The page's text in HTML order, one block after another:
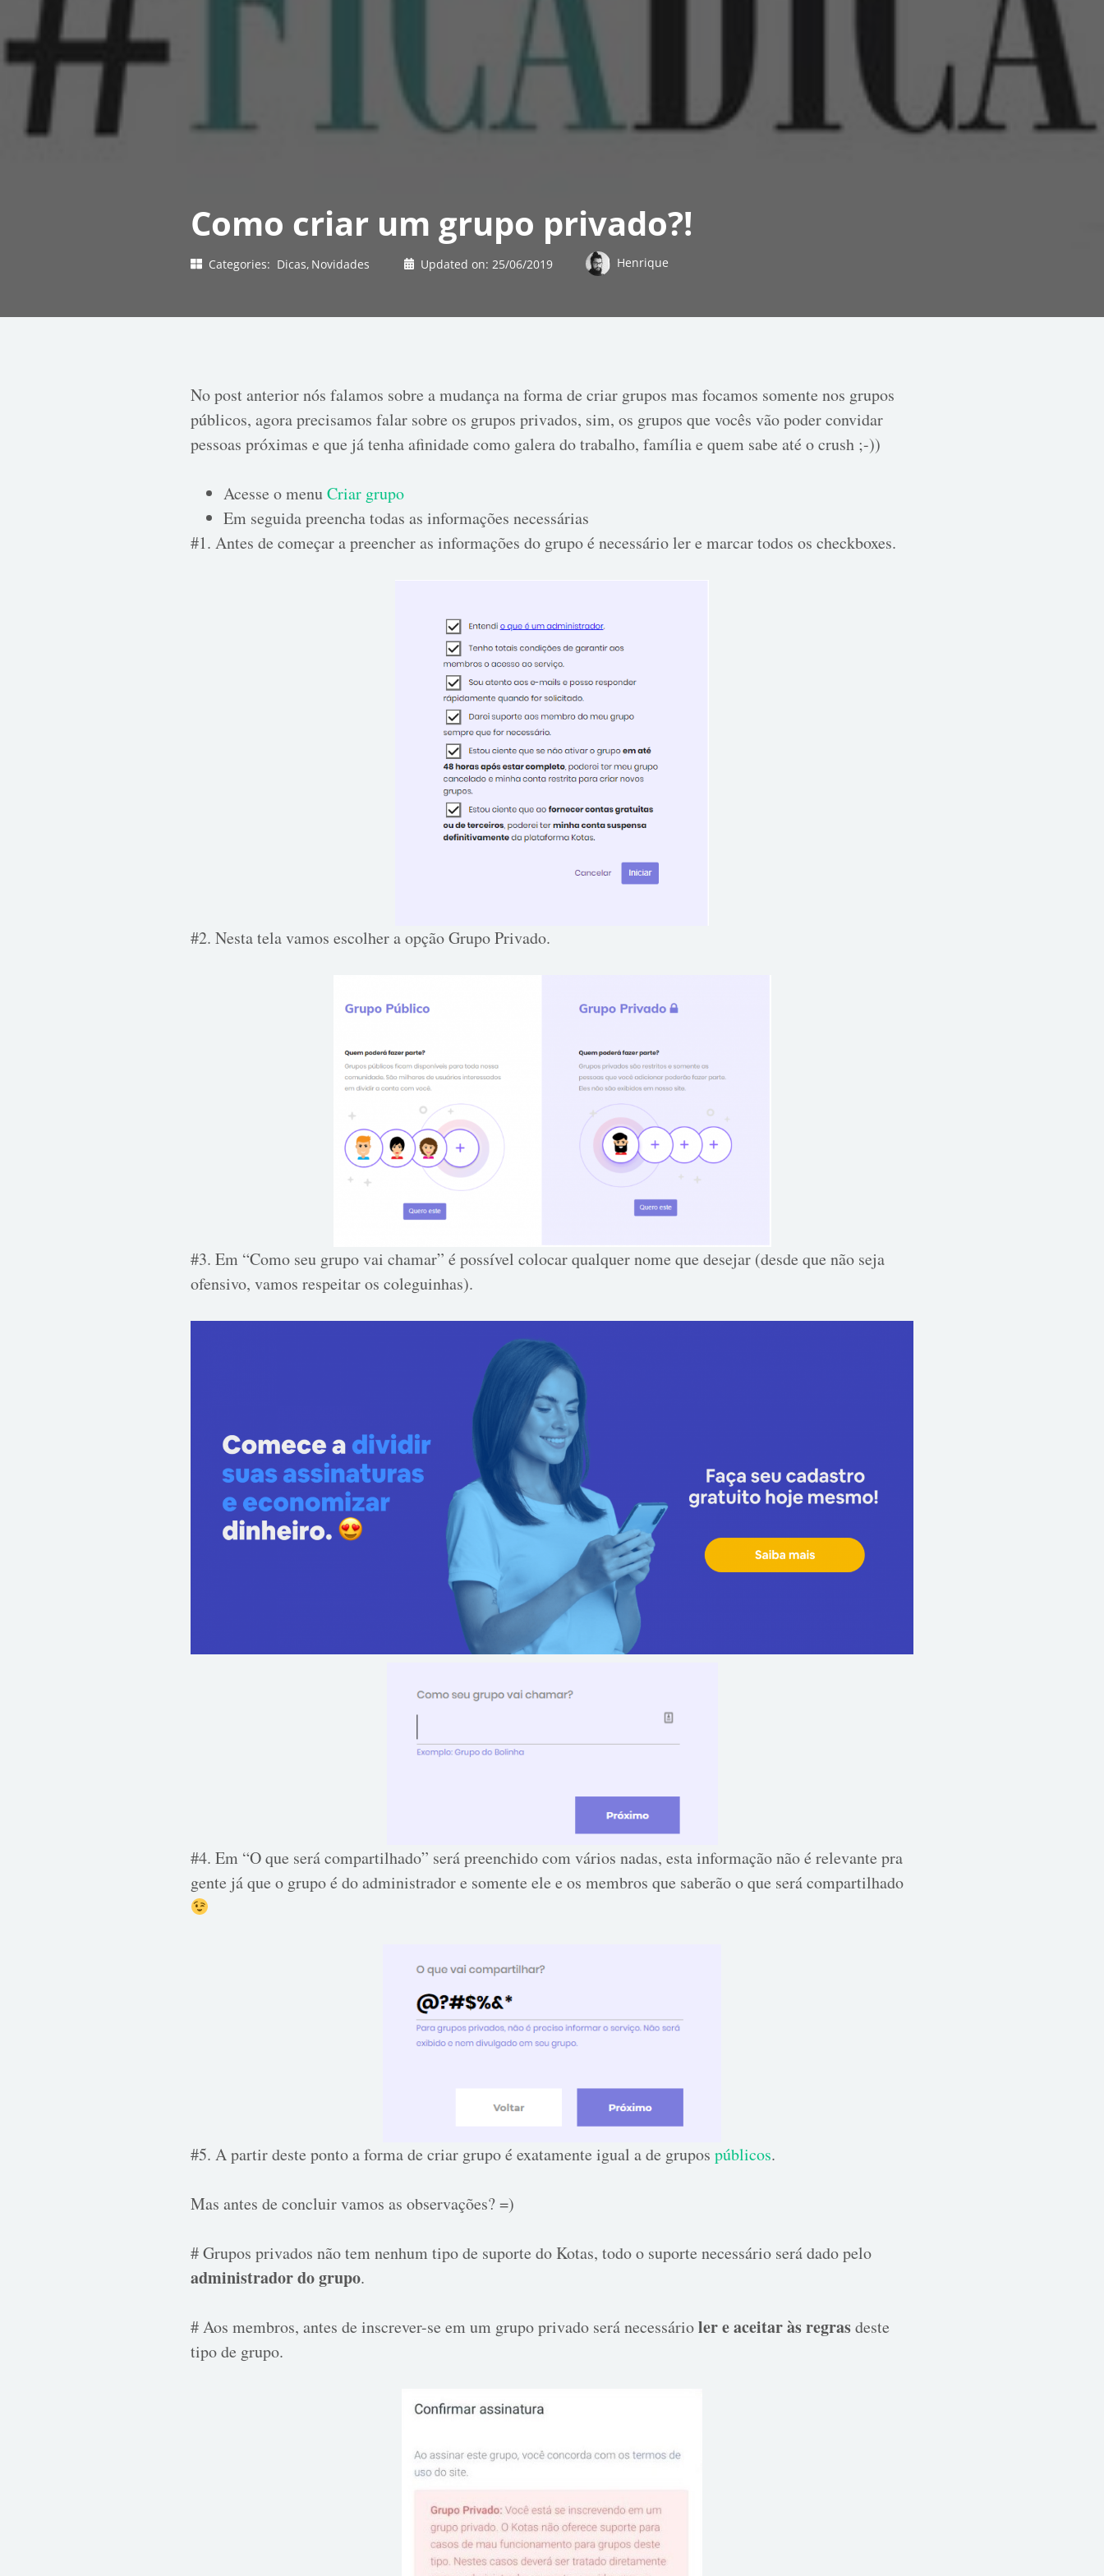
Como criar um grupo privado?!
Categories: Dicas Novidades Updated on: 25/06/2019 Henrique
No post anterior nós falamos sobre a mudança na forma de criar grupos mas focamos somente nos grupos
públicos, agora precisamos falar sobre os grupos privados, sim, os grupos que vocês vão poder convidar
pessoas próximas e que já tenha afinidade como galera do trabalho, família e quem sabe até o crush ;-))
Acesse o menuCriar grupo
Em seguida preencha todas as informações necessárias
#1. Antes de começar a preencher as informações do grupo é necessário ler e marcar todos os checkboxes.
#2. Nesta tela vamos escolher a opção Grupo Privado.
#3. Em “Como seu grupo vai chamar” é possível colocar qualquer nome que desejar (desde que não seja
ofensivo, vamos respeitar os coleguinhas).
#4. Em “O que será compartilhado” será preenchido com vários nadas, esta informação não é relevante pra
gente já que o grupo é do administrador e somente ele e os membros que saberão o que será compartilhado
#5. A partir deste ponto a forma de criar grupo é exatamente igual a de grupos públicos.
Mas antes de concluir vamos as observações? =)
# Grupos privados não tem nenhum tipo de suporte do Kotas, todo o suporte necessário será dado pelo
administrador do grupo.
# Aos membros, antes de inscrever-se em um grupo privado será necessárioler e aceitar às regrasdeste
tipo de grupo.